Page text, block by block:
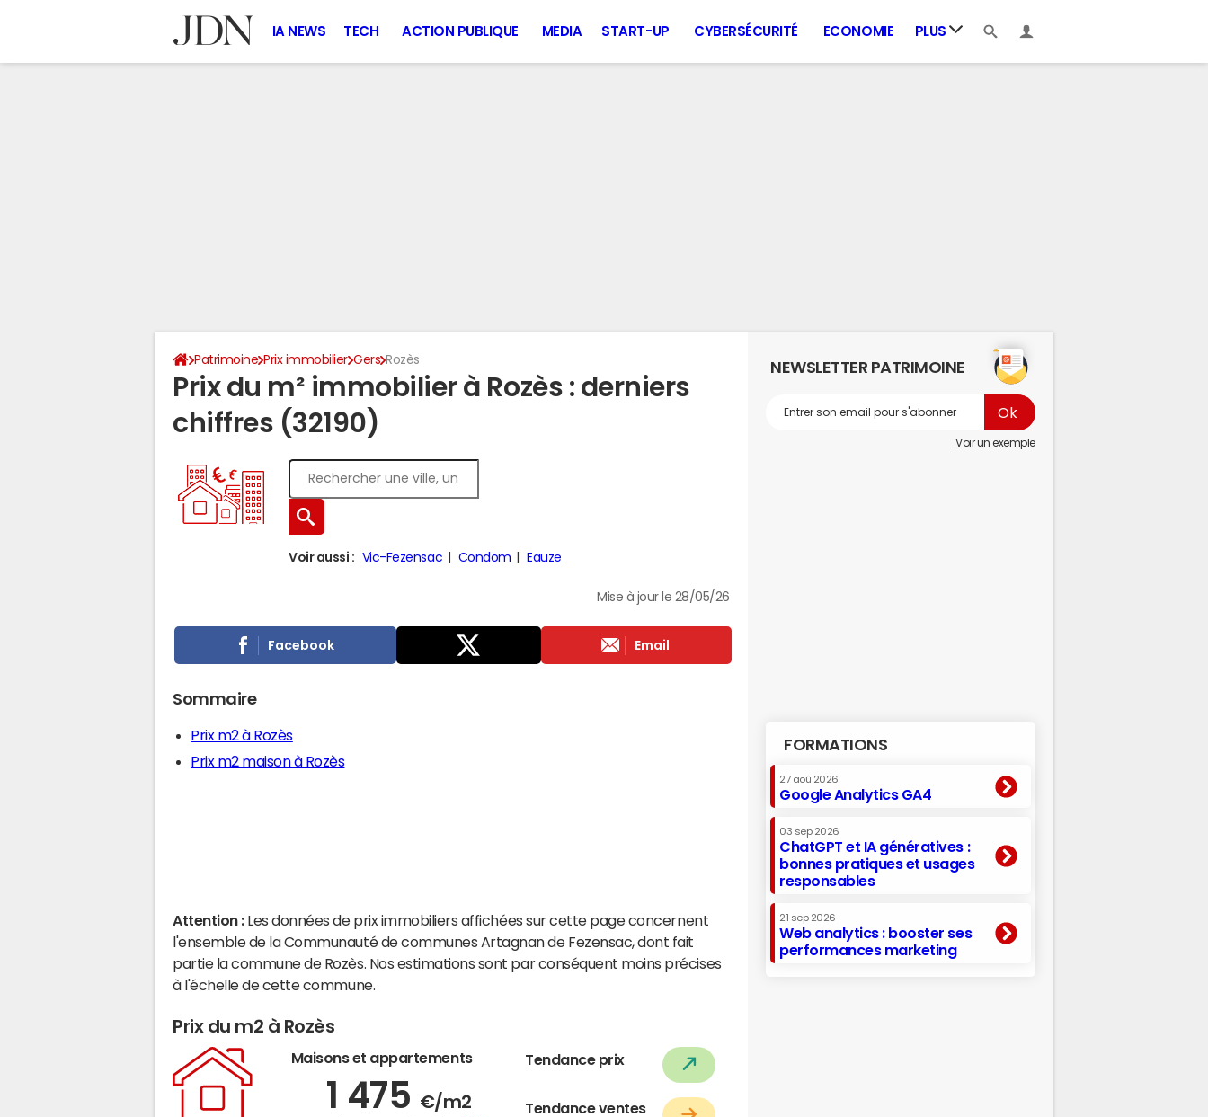
IA NEWS TECH ACTION PUBLIQUE MEDIA START-UP CYBERSÉCURITÉ ECONOMIE PLUS
Patrimoine Prix immobilier Gers Rozès
Prix du m² immobilier à Rozès : derniers
chiffres (32190)
Voir aussi : Vic-Fezensac Condom Eauze
Mise à jour le 28/05/26
Facebook Email
Sommaire
Prix m2 à Rozès
Prix m2 maison à Rozès
Attention : Les données de prix immobiliers affichées sur cette page concernent
l'ensemble de la Communauté de communes Artagnan de Fezensac, dont fait
partie la commune de Rozès. Nos estimations sont par conséquent moins précises
à l'échelle de cette commune.
Prix du m2 à Rozès
Maisons et appartements
1 475 €/m2
Tendance prix
Tendance ventes
NEWSLETTER PATRIMOINE
Voir un exemple
FORMATIONS
27 aoû 2026
Google Analytics GA4
03 sep 2026
ChatGPT et IA génératives :
bonnes pratiques et usages
responsables
21 sep 2026
Web analytics : booster ses
performances marketing